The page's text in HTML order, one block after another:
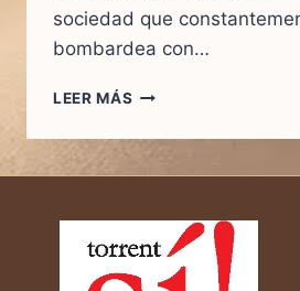
sociedad que
bombardea con…
LEER MÁS VENTAJAS
DESVENTAJAS
PLANEADO:
LA